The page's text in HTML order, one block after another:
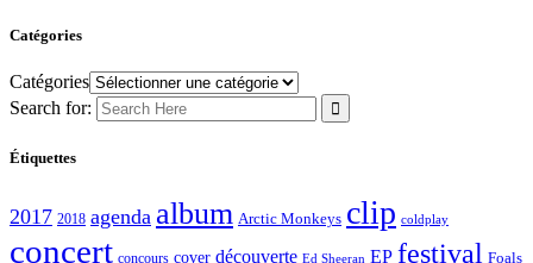
Catégories
Catégories
Search for:
Étiquettes
2017 2018 agenda album Arctic Monkeys clip coldplay
concert concours cover découverte Ed Sheeran EP festival Foals